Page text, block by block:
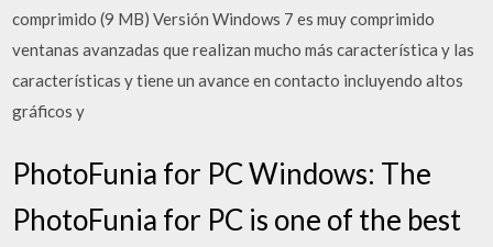
comprimido (9 MB) Versión Windows 7 es muy comprimido
ventanas avanzadas que realizan mucho más característica y las
características y tiene un avance en contacto incluyendo altos
gráficos y
PhotoFunia for PC Windows: The
PhotoFunia for PC is one of the best